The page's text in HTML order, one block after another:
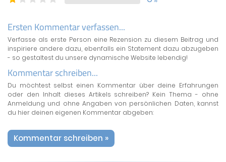
Ersten Kommentar verfassen...
Verfasse als erste Person eine Rezension zu diesem Beitrag und
inspiriere andere dazu, ebenfalls ein Statement dazu abzugeben
- so gestaltest du unsere dynamische Website lebendig!
Kommentar schreiben...
Du möchtest selbst einen Kommentar über deine Erfahrungen
oder den Inhalt dieses Artikels schreiben? Kein Thema - ohne
Anmeldung und ohne Angaben von persönlichen Daten, kannst
du hier deinen eigenen Kommentar abgeben:
Kommentar schreiben »